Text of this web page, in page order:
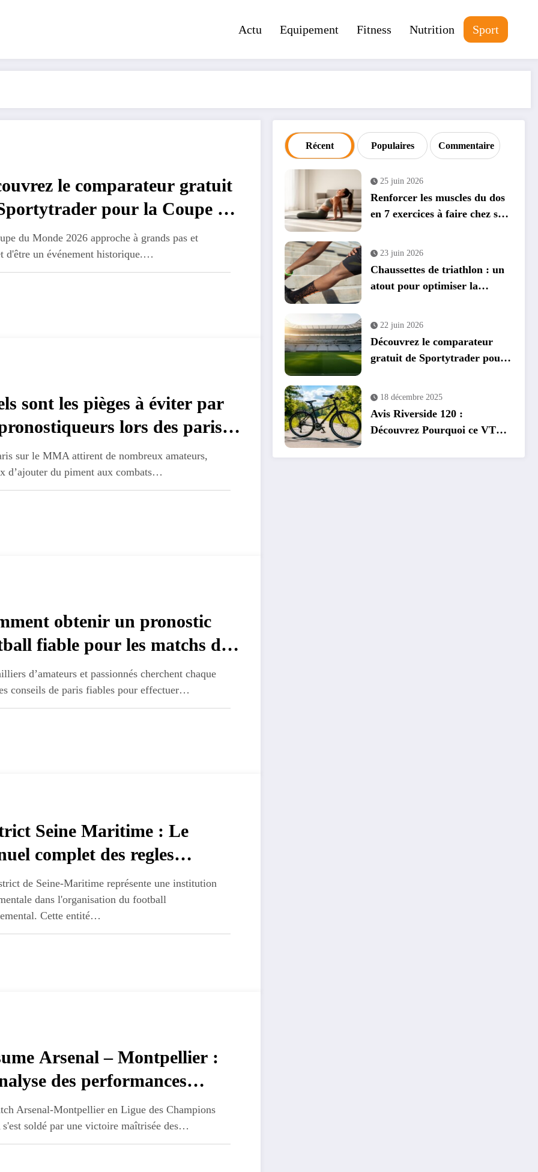
Actu Equipement Fitness Nutrition Sport
le comparateur gratuit
pour la Coupe du
2026
du Monde 2026 approche à grands pas et
d'être un événement historique.…
sont les pièges à éviter par
lors des paris
MMA ?
sur le MMA attirent de nombreux amateurs,
d’ajouter du piment aux combats…
obtenir un pronostic
fiable pour les matchs de
?
d’amateurs et passionnés cherchent chaque
conseils de paris fiables pour effectuer…
Seine Maritime : Le
complet des regles
pour les clubs
de Seine-Maritime représente une institution
dans l'organisation du football
Cette entité…
Arsenal – Montpellier :
des performances
dans la victoire 2-0
Arsenal-Montpellier en Ligue des Champions
soldé par une victoire maîtrisée des…
Récent Populaires Commentaire
25 juin 2026
Renforcer les muscles du dos
en 7 exercices à faire chez soi
23 juin 2026
Chaussettes de triathlon : un
atout pour optimiser la
22 juin 2026
Découvrez le comparateur
gratuit de Sportytrader pour
18 décembre 2025
Avis Riverside 120 :
Découvrez Pourquoi ce VTC